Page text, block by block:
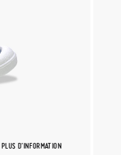
PLUS D'INFORMATION